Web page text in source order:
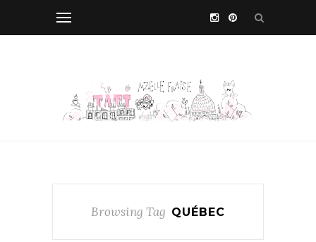
Browsing Tag QUÉBEC